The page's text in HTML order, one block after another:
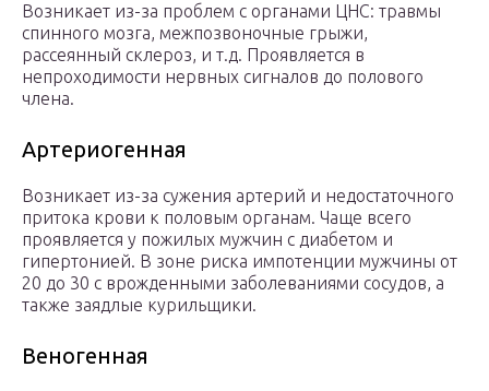
Возникает из-за проблем с органами ЦНС: травмы
спинного мозга, межпозвоночные грыжи,
рассеянный склероз, и т.д. Проявляется в
непроходимости нервных сигналов до полового
члена.
Артериогенная
Возникает из-за сужения артерий и недостаточного
притока крови к половым органам. Чаще всего
проявляется у пожилых мужчин с диабетом и
гипертонией. В зоне риска импотенции мужчины от
20 до 30 с врожденными заболеваниями сосудов, а
также заядлые курильщики.
Веногенная